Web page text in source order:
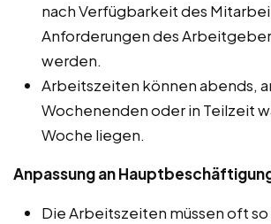
nach Verfügbarkeit des
Anforderungen des
werden.
Arbeitszeiten können abends,
Wochenenden oder in Teilzeit
Woche liegen.
Anpassung an
Die Arbeitszeiten müssen oft